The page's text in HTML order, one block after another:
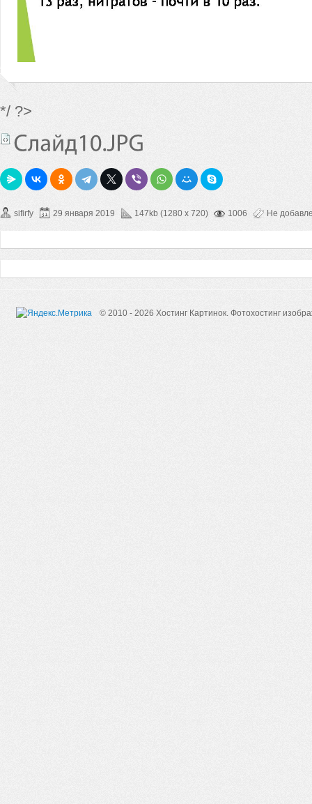
*/ ?>
sifirfy 29 января 2019 147kb (1280 x 720) 1006 Не
© 2010 - 2026 Хостинг Картинок. Фотохостинг